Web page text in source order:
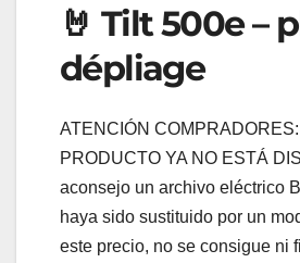
🤘 Tilt 500e –
dépliage
ATENCIÓN
PRODUCTO YA NO ESTÁ
aconsejo un archivo eléctrico
haya sido sustituido por un
este precio, no se consigue ni